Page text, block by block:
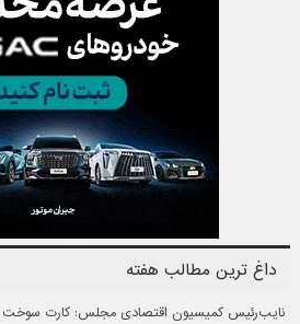
داغ ترین مطالب هفته
نایب‌رئیس کمیسیون اقتصادی مجلس: کارت سوخت